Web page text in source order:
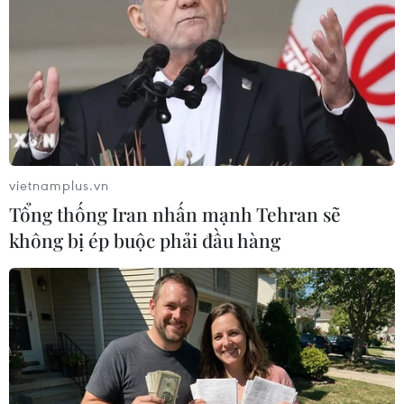
180 phần tử khủng bố
Trong các chiến dịch truy quét khủng bố từ tháng 1/2016
đến nay, quân đội Algeria đã tiêu diệt 73 phần tử Hồi
giáo thánh chiến cực đoan và bắt giữ 110 phần tử khác.
vietnamplus.vn
Tổng thống Iran nhấn mạnh Tehran sẽ
không bị ép buộc phải đầu hàng